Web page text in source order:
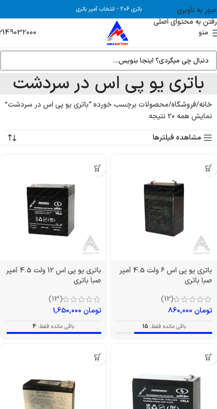
عبور به ناوبری
رفتن به محتوای اصلی
باتری 206 - انتخاب آمپر باتری
منو
باتری یو پی اس در سردشت
خانه فروشگاه محصولات برچسب خورده “باتری یو پی اس در سردشت”
نمایش همه 20 نتیجه
مشاهده فیلترها
باتری یو پی اس 6 ولت 4.5 آمپر
صبا باتری
(12)
تومان
باقی مانده فقط: 15
باتری یو پی اس 12 ولت 4.5 آمپر
صبا باتری
(13)
تومان
باقی مانده فقط: 4